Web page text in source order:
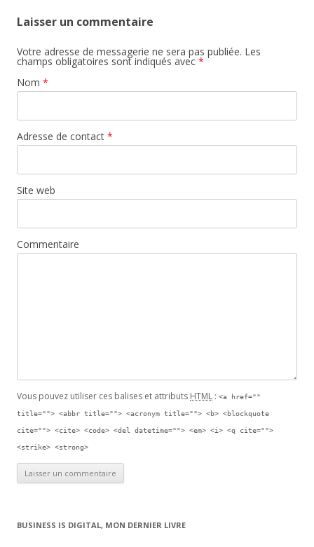
Laisser un commentaire
Votre adresse de messagerie ne sera pas publiée. Les
champs obligatoires sont indiqués avec *
Nom *
Adresse de contact *
Site web
Commentaire
Vous pouvez utiliser ces balises et attributs HTML : <a href=""
title=""> <abbr title=""> <acronym title=""> <b> <blockquote
cite=""> <cite> <code> <del datetime=""> <em> <i> <q cite="">
<strike> <strong>
BUSINESS IS DIGITAL, MON DERNIER LIVRE